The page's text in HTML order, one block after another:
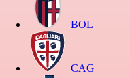
BOL
CAG